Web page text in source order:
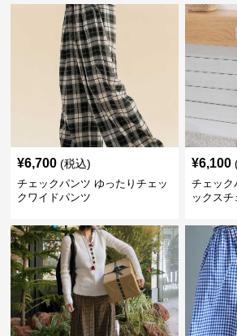
¥6,700 (税込)
チェックパンツ ゆったりチェッ
クワイドパンツ
¥6,100
チェック
ックス